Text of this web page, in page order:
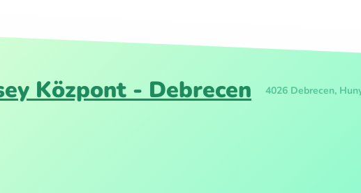
Központ - Debrecen 4026 Debrecen,